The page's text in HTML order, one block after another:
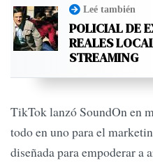
Leé también
POLICIAL DE
REALES
STREAMING
TikTok lanzó SoundOn en
todo en uno para el
diseñada para empoderar a